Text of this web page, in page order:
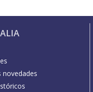
novedades